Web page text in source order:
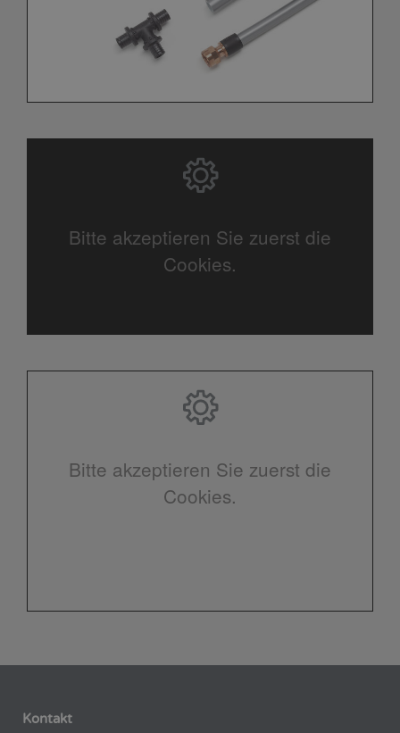
Bitte akzeptieren Sie zuerst die
Cookies.
Bitte akzeptieren Sie zuerst die
Cookies.
Kontakt